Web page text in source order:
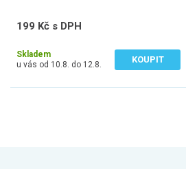
199 Kč s DPH
Skladem
u vás od 10.8. do 12.8.
KOUPIT